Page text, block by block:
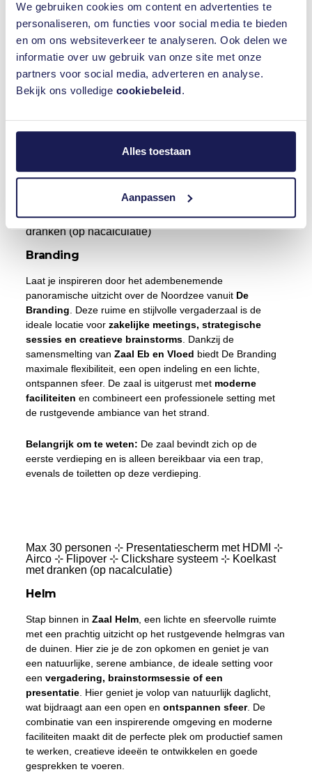
We gebruiken cookies om content en advertenties te
personaliseren, om functies voor social media te bieden
en om ons websiteverkeer te analyseren. Ook delen we
informatie over uw gebruik van onze site met onze
partners voor social media, adverteren en analyse.
Bekijk ons volledige cookiebeleid.
Alles toestaan
Aanpassen
de moderne inrichting, veel natuurlijk licht en ruimtelijke
opzet, bevordert Zaal Eb focus, creativiteit en
benodigde faciliteiten, zodat je bijeenkomst soepel
verloopt.
Belangrijk om te weten:De zaal bevindt zich op de
evenals de toiletten op deze verdieping.
Max 60 personen ⊹ Presentatiescherm met HDMI ⊹
Whiteboards ⊹ Zonsverduistering ⊹ Koelkast met
dranken (op nacalculatie)
Branding
Laat je inspireren door het adembenemende
panoramische uitzicht over de Noordzee vanuit De
Branding . Deze ruime en stijlvolle vergaderzaal is de
ideale locatie voorzakelijke meetings, strategische
sessies en creatieve brainstorms . Dankzij de
samensmelting vanZaal Eb en Vloed biedt De Branding
maximale flexibiliteit, een open indeling en een lichte,
ontspannen sfeer. De zaal is uitgerust met moderne
faciliteiten en combineert een professionele setting met
de rustgevende ambiance van het strand.
Belangrijk om te weten: De zaal bevindt zich op de
eerste verdieping en is alleen bereikbaar via een trap,
evenals de toiletten op deze verdieping.
Max 30 personen ⊹ Presentatiescherm met HDMI ⊹
Airco ⊹ Flipover ⊹ Clickshare systeem ⊹ Koelkast
met dranken (op nacalculatie)
Helm
Stap binnen inZaal Helm , een lichte en sfeervolle ruimte
met een prachtig uitzicht op het rustgevende helmgras van
de duinen. Hier zie je de zon opkomen en geniet je van
een natuurlijke, serene ambiance, de ideale setting voor
eenvergadering, brainstormsessie of een
presentatie . Hier geniet je volop van natuurlijk daglicht,
wat bijdraagt aan een open enontspannen sfeer. De
combinatie van een inspirerende omgeving en moderne
faciliteiten maakt dit de perfecte plek om productief samen
te werken, creatieve ideeën te ontwikkelen en goede
gesprekken te voeren.